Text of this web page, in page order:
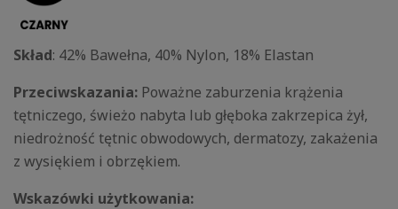
Skład: 42% Bawełna, 40% Nylon, 18% Elastan
Przeciwskazania: Poważne zaburzenia krążenia
tętniczego, świeżo nabyta lub głęboka zakrzepica żył,
niedrożność tętnic obwodowych, dermatozy, zakażenia
z wysiękiem i obrzękiem.
Wskazówki użytkowania: